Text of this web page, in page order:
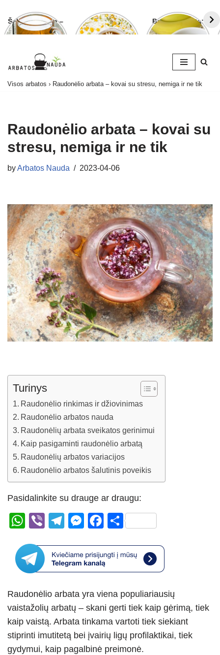
Šalavijo arbata –
ligoms gydyti ir
Ramunėlių
arbata pagelbės
Bananų arbata:
kuo ji naudinga
to
Visos arbatos › Raudonėlio arbata – kovai su stresu, nemiga ir ne tik
Raudonėlio arbata – kovai su
stresu, nemiga ir ne tik
byArbatos Nauda 2023-04-06
Turinys
Raudonėlio rinkimas ir džiovinimas
Raudonėlio arbatos nauda
Raudonėlių arbata sveikatos gerinimui
Kaip pasigaminti raudonėlio arbatą
Raudonėlių arbatos variacijos
Raudonėlio arbatos šalutinis poveikis
Pasidalinkite su drauge ar draugu:
W
at
s
p
p
Vi
er
T
e
gr
m
M
ss
e
g
er
F
c
e
o
o
k
S
ar
e
Raudonėlio arbata yra viena populiariausių
vaistažolių arbatų – skani gerti tiek kaip gėrimą, tiek
kaip vaistą. Arbata tinkama vartoti tiek siekiant
stiprinti imutitetą bei įvairių ligų profilaktikai, tiek
gydymui, kaip pagalbinė preimonė.